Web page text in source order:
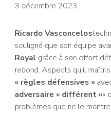
3 décembre 2023
Ricardo Vasconcelos
souligné que son équipe
Royal grâce à son effort
rebond. Aspects qu’il
« règles défensives »
adversaire « différent »«
problèmes que ne le